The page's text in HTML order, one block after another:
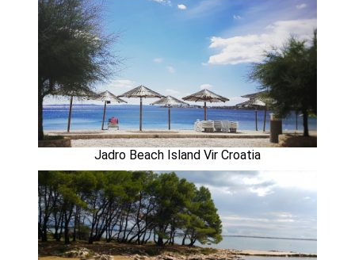
Jadro Beach Island Vir Croatia